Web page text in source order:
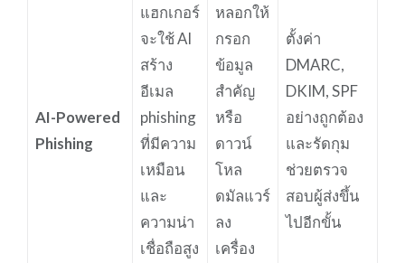
AI-Powered
Phishing
แฮกเกอร์
จะใช้ AI
สร้าง
อีเมล
phishing
ที่มีความ
เหมือน
และ
ความน่า
เชื่อถือสูง
หลอกให้
กรอก
ข้อมูล
สำคัญ
หรือ
ดาวน์
โหล
ดมัลแวร์
ลง
เครื่อง
ตั้งค่า
DMARC,
DKIM, SPF
อย่างถูกต้อง
และรัดกุม
ช่วยตรวจ
สอบผู้ส่งขึ้น
ไปอีกขั้น